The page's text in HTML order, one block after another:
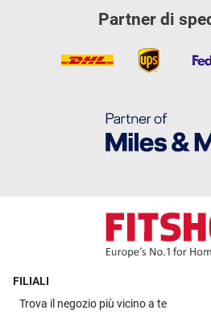
Partner di
FILIALI
Trova il negozio più vicino a te